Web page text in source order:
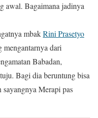
awal. Bagaimana jadinya
mbakRini Prasetyo
dari
Babadan,
Bagi dia beruntung bisa
sayangnya Merapi pas